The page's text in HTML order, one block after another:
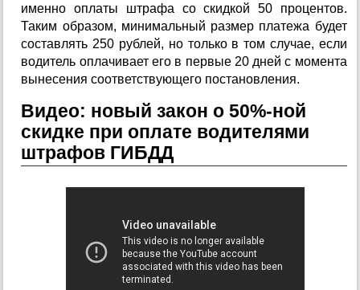
именно оплаты штрафа со скидкой 50 процентов.
Таким образом, минимальный размер платежа будет
составлять 250 рублей, но только в том случае, если
водитель оплачивает его в первые 20 дней с момента
вынесения соответствующего постановления.
Видео: новый закон о 50%-ной
скидке при оплате водителями
штрафов ГИБДД